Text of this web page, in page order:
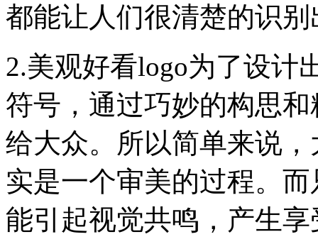
都能让人们很清楚的识别
2.美观好看logo为了设计
符号，通过巧妙的构思
给大众。所以简单来说
实是一个审美的过程。
能引起视觉共鸣，产生